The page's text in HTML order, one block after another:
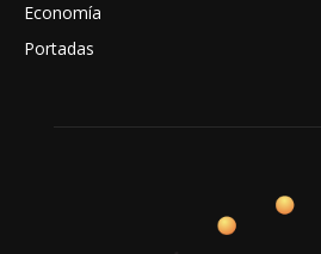
Economía
Portadas